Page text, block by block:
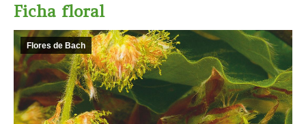
Ficha floral
Flores de Bach